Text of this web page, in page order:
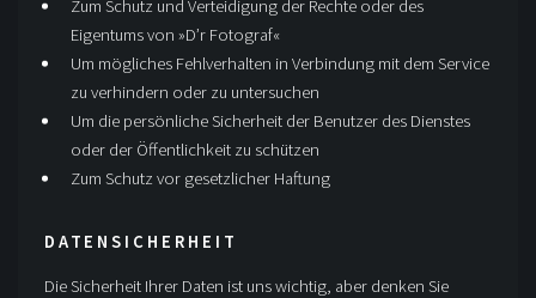
Zum Schutz und Verteidigung der Rechte oder des
Eigentums von »D’r Fotograf«
Um mögliches Fehlverhalten in Verbindung mit dem Service
zu verhindern oder zu untersuchen
Um die persönliche Sicherheit der Benutzer des Dienstes
oder der Öffentlichkeit zu schützen
Zum Schutz vor gesetzlicher Haftung
DATENSICHERHEIT
Die Sicherheit Ihrer Daten ist uns wichtig, aber denken Sie